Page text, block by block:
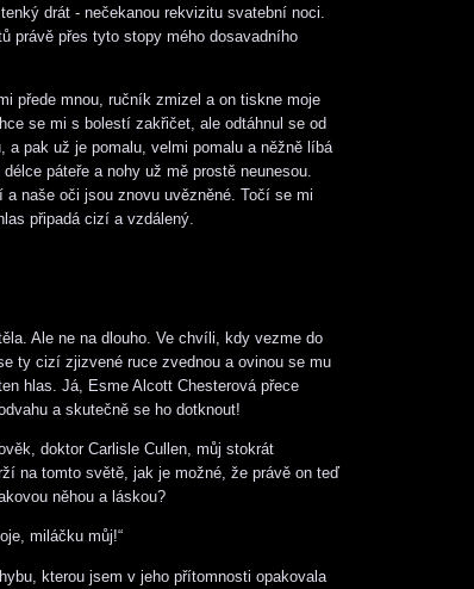
drát - nečekanou rekvizitu svatební noci.
právě přes tyto stopy mého dosavadního
přede mnou, ručník zmizel a on tiskne moje
se mi s bolestí zakřičet , ale odtáhnul se od
a pak už je pomalu, velmi pomalu a něžně líbá
páteře a nohy už mě prostě neunesou.
naše oči jsou znovu uvězněné. Točí se mi
připadá cizí a vzdálený.
Ale ne na dlouho. Ve chvíli, kdy vezme do
ty cizí zjizvené ruce zvednou a ovinou se mu
hlas. Já, Esme Alcott Chesterová přece
a skutečně se ho dotknout!
doktor Carlisle Cullen, můj stokrát
na tomto světě, jak je možné, že právě on teď
něhou a láskou?
miláčku můj!“
kterou jsem v jeho přítomnosti opakovala